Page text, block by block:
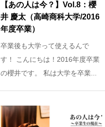
【あの人は今？】Vol.8：櫻
井 慶太（高崎商科大学/2016
年度卒業）
卒業後も大学って使えるんで
す！ こんにちは！2016年度卒業
の櫻井です。 私は大学を卒業...